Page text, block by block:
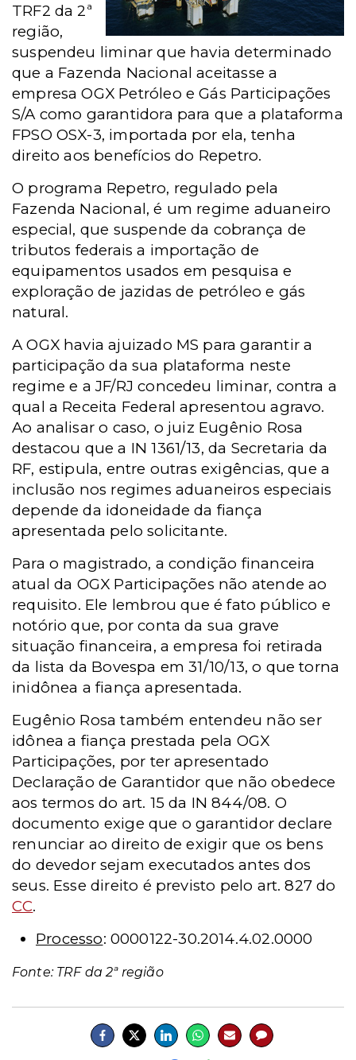
TRF2 da 2ª
região,
suspendeu liminar que havia determinado
que a Fazenda Nacional aceitasse a
empresa OGX Petróleo e Gás Participações
S/A como garantidora para que a plataforma
FPSO OSX-3, importada por ela, tenha
direito aos benefícios do Repetro.
O programa Repetro, regulado pela
Fazenda Nacional, é um regime aduaneiro
especial, que suspende da cobrança de
tributos federais a importação de
equipamentos usados em pesquisa e
exploração de jazidas de petróleo e gás
natural.
A OGX havia ajuizado MS para garantir a
participação da sua plataforma neste
regime e a JF/RJ concedeu liminar, contra a
qual a Receita Federal apresentou agravo.
Ao analisar o caso, o juiz Eugênio Rosa
destacou que a IN 1361/13, da Secretaria da
RF, estipula, entre outras exigências, que a
inclusão nos regimes aduaneiros especiais
depende da idoneidade da fiança
apresentada pelo solicitante.
Para o magistrado, a condição financeira
atual da OGX Participações não atende ao
requisito. Ele lembrou que é fato público e
notório que, por conta da sua grave
situação financeira, a empresa foi retirada
da lista da Bovespa em 31/10/13, o que torna
inidônea a fiança apresentada.
Eugênio Rosa também entendeu não ser
idônea a fiança prestada pela OGX
Participações, por ter apresentado
Declaração de Garantidor que não obedece
aos termos do art. 15 da IN 844/08. O
documento exige que o garantidor declare
renunciar ao direito de exigir que os bens
do devedor sejam executados antes dos
seus. Esse direito é previsto pelo art. 827 do
CC.
Processo: 0000122-30.2014.4.02.0000
Fonte: TRF da 2ª região